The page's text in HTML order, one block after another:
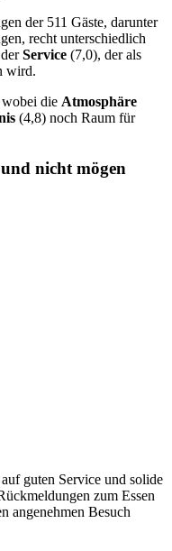
der 511 Gäste, darunter
recht unterschiedlich
Service (7,0), der als
wird.
die Atmosphäre
(4,8) noch Raum für
nicht mögen
guten Service und solide
zum Essen
angenehmen Besuch